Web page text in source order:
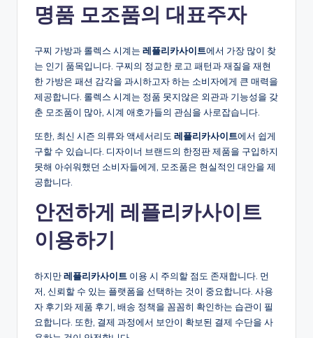
명품 모조품의 대표주자
구찌 가방과 롤렉스 시계는 레플리카사이트에서 가장 많이 찾
는 인기 품목입니다. 구찌의 정교한 로고 패턴과 재질을 재현
한 가방은 패션 감각을 과시하고자 하는 소비자에게 큰 매력을
제공합니다. 롤렉스 시계는 정품 못지않은 외관과 기능성을 갖
춘 모조품이 많아, 시계 애호가들의 관심을 사로잡습니다.
또한, 최신 시즌 의류와 액세서리도 레플리카사이트에서 쉽게
구할 수 있습니다. 디자이너 브랜드의 한정판 제품을 구입하지
못해 아쉬워했던 소비자들에게, 모조품은 현실적인 대안을 제
공합니다.
안전하게 레플리카사이트
이용하기
하지만레플리카사이트 이용 시 주의할 점도 존재합니다. 먼
저, 신뢰할 수 있는 플랫폼을 선택하는 것이 중요합니다. 사용
자 후기와 제품 후기, 배송 정책을 꼼꼼히 확인하는 습관이 필
요합니다. 또한, 결제 과정에서 보안이 확보된 결제 수단을 사